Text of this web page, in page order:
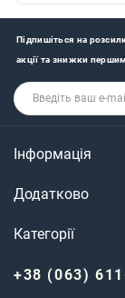
Підпишіться на
акції та знижки
Інформація
Додатково
Категорії
+38 (063)